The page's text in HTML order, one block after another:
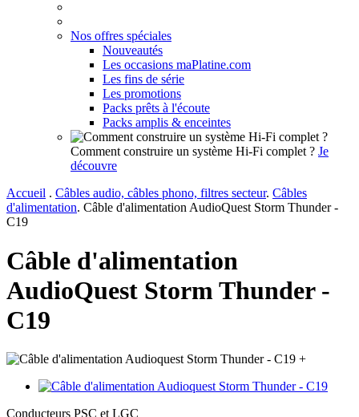
Nos offres spéciales
Nouveautés
Les occasions maPlatine.com
Les fins de série
Les promotions
Packs prêts à l'écoute
Packs amplis & enceintes
Comment construire un système Hi-Fi complet ? Je
découvre
Accueil . Câbles audio, câbles phono, filtres secteur. Câbles
d'alimentation. Câble d'alimentation AudioQuest Storm Thunder -
C19
Câble d'alimentation
AudioQuest Storm Thunder -
C19
+
Conducteurs PSC et LGC